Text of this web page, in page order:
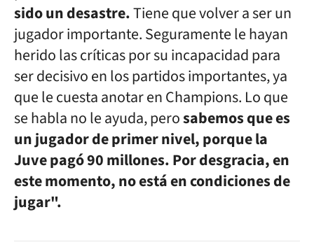
sido un desastre.Tiene que volver a ser un
jugador importante. Seguramente le hayan
herido las críticas por su incapacidad para
ser decisivo en los partidos importantes, ya
que le cuesta anotar en Champions. Lo que
se habla no le ayuda, perosabemos que es
un jugador de primer nivel, porque la
Juve pagó 90 millones. Por desgracia, en
este momento, no está en condiciones de
jugar".